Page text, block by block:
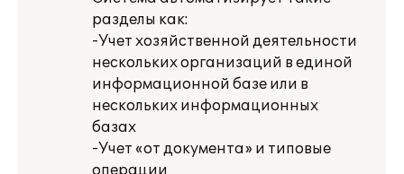
разделы как:
-Учет хозяйственной деятельности
нескольких организаций в единой
информационной базе или в
нескольких информационных
базах
-Учет «от документа» и типовые
операции